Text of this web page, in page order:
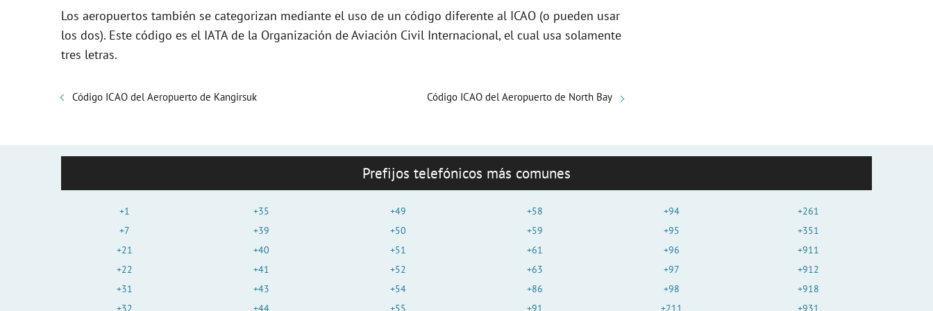
e
Los aeropuertos también se categorizan mediante el uso de un código diferente al ICAO (o pueden usar
los dos). Este código es el IATA de la Organización de Aviación Civil Internacional, el cual usa solamente
tres letras.
Código ICAO del Aeropuerto de Kangirsuk Código ICAO del Aeropuerto de North Bay
Prefijos telefónicos más comunes
+1
+7
+21
+22
+31
+32
+35
+39
+40
+41
+43
+44
+49
+50
+51
+52
+54
+55
+58
+59
+61
+63
+86
+91
+94
+95
+96
+97
+98
+211
+261
+351
+911
+912
+918
+931